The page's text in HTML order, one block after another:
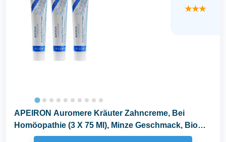
★★★
APEIRON Auromere Kräuter Zahncreme, Bei
Homöopathie (3 X 75 Ml), Minze Geschmack, Bio
Zahnpasta...